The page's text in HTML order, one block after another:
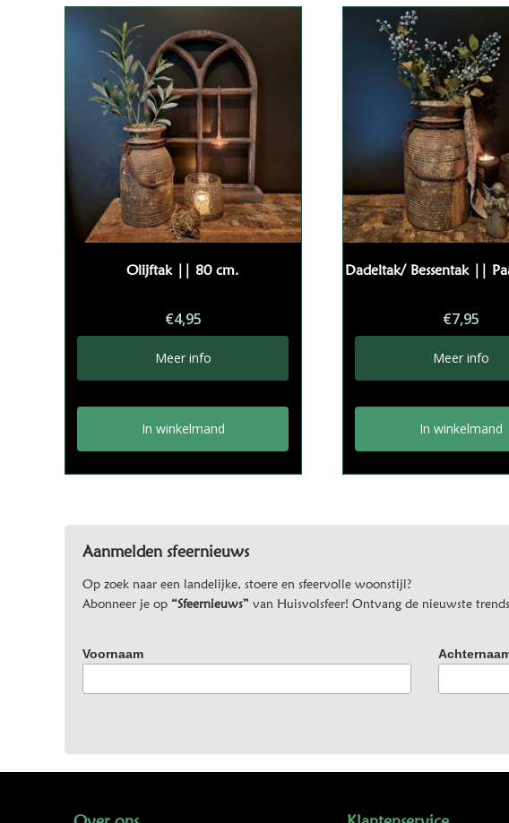
Olijftak || 80 cm.
€4,95
Meer info
In winkelmand
Dadeltak/ Bessentak ||
€7,95
Meer info
In winkelmand
Aanmelden sfeernieuws
Op zoek naar een landelijke, stoere en sfeervolle woonstijl?
Abonneer je op “Sfeernieuws” van Huisvolsfeer! Ontvang de nieuwste
Voornaam